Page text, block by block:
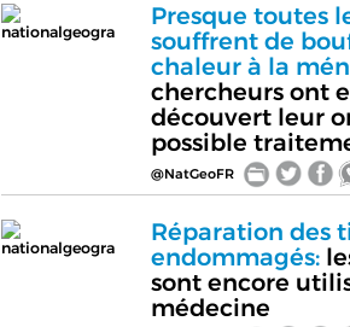
nationalgeogra
Presque toutes
souffrent de
chaleur à la
chercheurs ont
découvert leur
possible
@NatGeoFR
nationalgeogra
Réparation des
endommagés:
sont encore
médecine